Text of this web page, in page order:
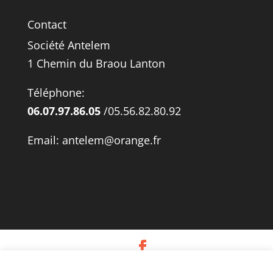
Contact
Société Antelem
1 Chemin du Braou Lanton
Téléphone:
06.07.97.86.05/05.56.82.80.92
Email: antelem@orange.fr